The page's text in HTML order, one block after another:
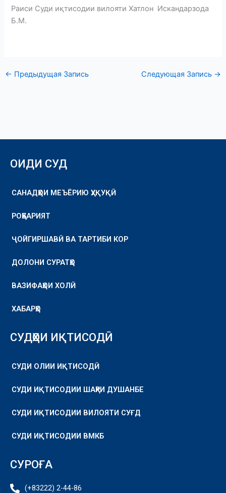
Раиси Суди иқтисодии вилояти Хатлон Искандарзода
Б.М.
← Предыдущая Запись Следующая Запись →
ОИДИ СУД
САНАДҲОИ МЕЪЁРИЮ ҲУҚУҚӢ
РОҲБАРИЯТ
ҶОЙГИРШАВӢ ВА ТАРТИБИ КОР
ДОЛОНИ СУРАТҲО
ВАЗИФАҲОИ ХОЛӢ
ХАБАРҲО
СУДҲОИ ИҚТИСОДӢ
СУДИ ОЛИИ ИҚТИСОДӢ
СУДИ ИҚТИСОДИИ ШАҲРИ ДУШАНБЕ
СУДИ ИҚТИСОДИИ ВИЛОЯТИ СУҒД
СУДИ ИҚТИСОДИИ ВМКБ
СУРОҒА
(+83222) 2-44-86